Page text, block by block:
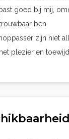
goed bij mij,
ben.
zijn niet
plezier en